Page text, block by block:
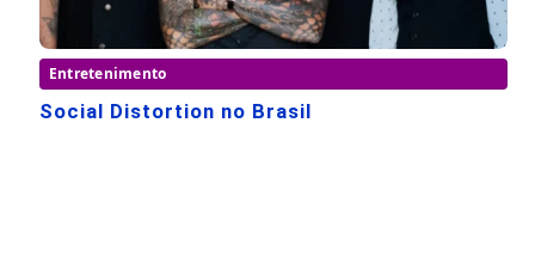
Entretenimento
Social Distortion no Brasil